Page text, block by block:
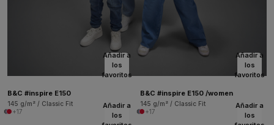
Añadir a
los
favoritos
B&C #inspire E150
145 g/m² / Classic Fit
+17
Añadir a
los
favoritos
B&C #inspire E150 /women
145 g/m² / Classic Fit
+17
Añadir a
los
Añadir a
los